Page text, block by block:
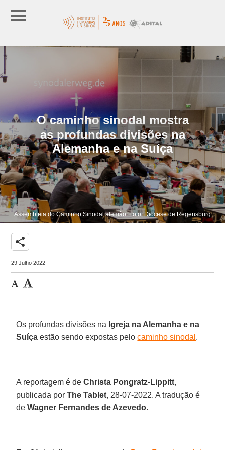
O caminho sinodal mostra
as profundas divisões na
Alemanha e na Suíça
Assembleia do Caminho Sinodal alemão. Foto: Diocese de Regensburg
share
29 Julho 2022
Os profundas divisões na Igreja na Alemanha e na
Suíça estão sendo expostas pelocaminho sinodal .
A reportagem é deChrista Pongratz-Lippitt,
publicada porThe Tablet, 28-07-2022. A tradução é
deWagner Fernandes de Azevedo.